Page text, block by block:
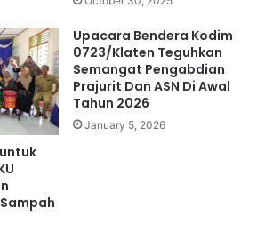
Upacara Bendera Kodim
0723/Klaten Teguhkan
Semangat Pengabdian
Prajurit Dan ASN Di Awal
Tahun 2026
January 5, 2026